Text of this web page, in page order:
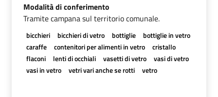
Modalità di conferimento
Tramite campana sul territorio comunale.
bicchieri bicchieri di vetro bottiglie
bottiglie in vetro
caraffe
contenitori per alimenti in vetro
cristallo
flaconi
lenti di occhiali vasetti di vetro
vasi di vetro
vasi in vetro
vetri vari anche se rotti vetro